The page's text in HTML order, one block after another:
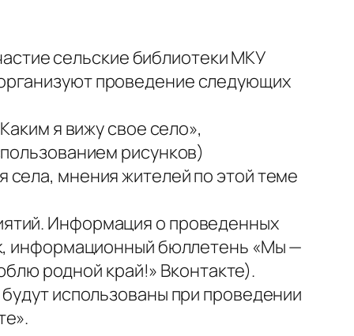
сельские библиотеки МКУ
проведение следующих
я вижу свое село»,
рисунков)
села, мнения жителей по этой теме
Информация о проведенных
информационный бюллетень «Мы —
родной край!» Вконтакте).
использованы при проведении